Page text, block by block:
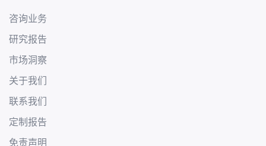
咨询业务
研究报告
市场洞察
关于我们
联系我们
定制报告
免责声明